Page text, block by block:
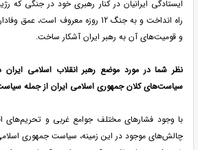
ایستادگی ایرانیان در کنار رهبری خود در جنگی که
راه انداخت و به جنگ 12 روزه معروف
و قومیت‌های آن به رهبر ایران آشکار ساخت.
نظر شما در مورد موضع رهبر انقلاب اسلامی
سیاست‌های کلان جمهوری اسلامی ایران از جمله
با وجود فشارهای مختلف جوامع غربی و تحریم‌های
چالش‌های موجود در این زمینه، سیاست جمهوری